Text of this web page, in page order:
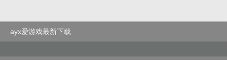
ayx爱游戏最新下载